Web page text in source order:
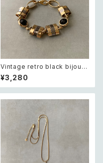
Vintage retro black bijou b
icolor chain bracelet レトロ
ヴィンテージ アクセサリー ブラ
ック ビジュー バイカラー チェー
¥3,280